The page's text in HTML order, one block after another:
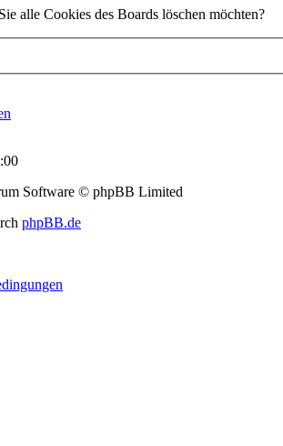
alle Cookies des Boards löschen möchten?
Software © phpBB Limited
phpBB.de